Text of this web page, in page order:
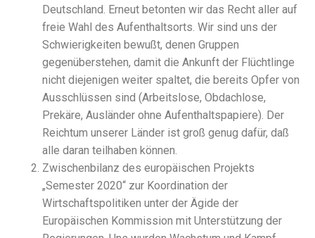
Deutschland. Erneut betonten wir das Recht aller auf
freie Wahl des Aufenthaltsorts. Wir sind uns der
Schwierigkeiten bewußt, denen Gruppen
gegenüberstehen, damit die Ankunft der Flüchtlinge
nicht diejenigen weiter spaltet, die bereits Opfer von
Ausschlüssen sind (Arbeitslose, Obdachlose,
Prekäre, Ausländer ohne Aufenthaltspapiere). Der
Reichtum unserer Länder ist groß genug dafür, daß
alle daran teilhaben können.
Zwischenbilanz des europäischen Projekts
„Semester 2020“ zur Koordination der
Wirtschaftspolitiken unter der Ägide der
Europäischen Kommission mit Unterstützung der